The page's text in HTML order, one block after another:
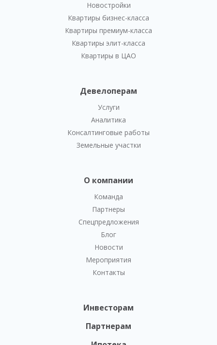
Новостройки
Квартиры бизнес-класса
Квартиры премиум-класса
Квартиры элит-класса
Квартиры в ЦАО
Девелоперам
Услуги
Аналитика
Консалтинговые работы
Земельные участки
О компании
Команда
Партнеры
Спецпредложения
Блог
Новости
Мероприятия
Контакты
Инвесторам
Партнерам